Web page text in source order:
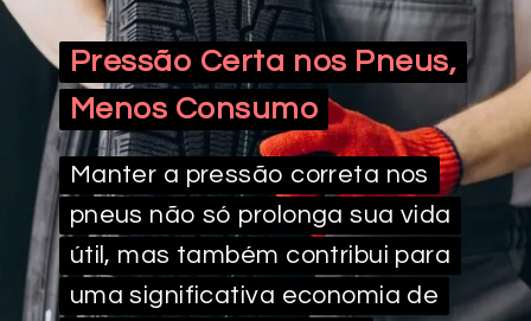
Pressão Certa nos Pneus,
Menos Consumo
Pressão Certa nos Pneus,
Menos Consumo
Manter a pressão correta nos
pneus não só prolonga sua vida
útil, mas também contribui para
uma significativa economia de
Manter a pressão correta nos
pneus não só prolonga sua vida
útil, mas também contribui para
uma significativa economia de